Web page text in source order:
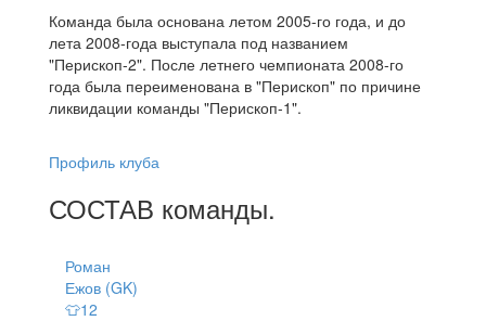
Команда была основана летом 2005-го года, и до
лета 2008-года выступала под названием
"Перископ-2". После летнего чемпионата 2008-го
года была переименована в "Перископ" по причине
ликвидации команды "Перископ-1".
Профиль клуба
СОСТАВ команды.
Роман
Ежов (GK)
👕12